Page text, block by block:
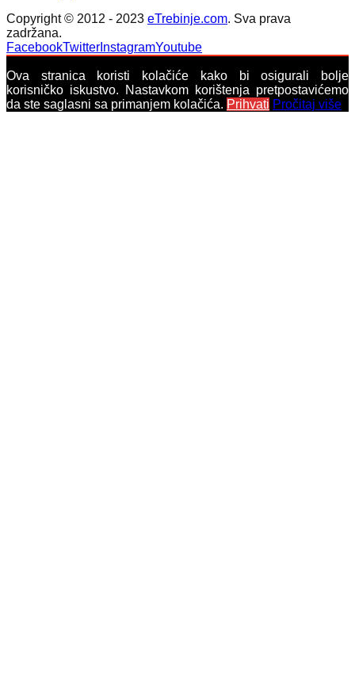
Copyright © 2012 - 2023 eTrebinje.com. Sva prava
zadržana.
FacebookTwitter InstagramYoutube
Ova stranica koristi kolačiće kako bi osigurali bolje
korisničko iskustvo. Nastavkom korištenja pretpostavićemo
da ste saglasni sa primanjem kolačića. Prihvati Pročitaj više